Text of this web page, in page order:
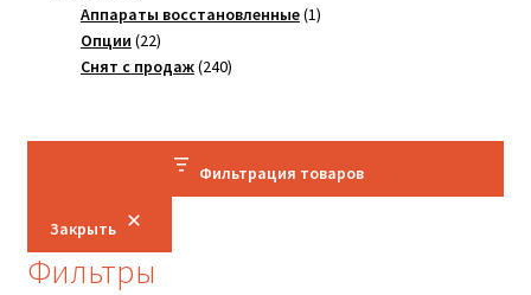
товара
Аппараты восстановленные 11
Опции 2222
товара
Снят с продаж 240240
Фильтрация товаров
Закрыть
Фильтры